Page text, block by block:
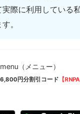
実際に利用している
。
menu（メニュー）
6,800円分割引コード 【